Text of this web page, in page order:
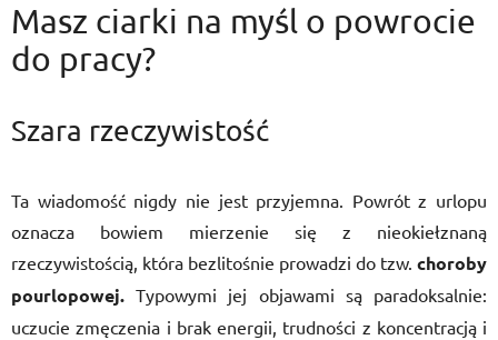
Masz ciarki na myśl o powrocie
do pracy?
Szara rzeczywistość
Ta wiadomość nigdy nie jest przyjemna. Powrót z urlopu
oznacza bowiem mierzenie się z nieokiełznaną
rzeczywistością, która bezlitośnie prowadzi do tzw. choroby
pourlopowej. Typowymi jej objawami są paradoksalnie:
uczucie zmęczenia i brak energii, trudności z koncentracją i